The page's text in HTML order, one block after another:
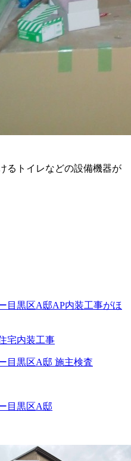
トイレなどの設備機器が
宅内装工事